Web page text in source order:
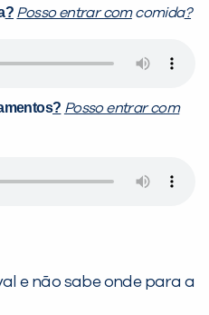
? Posso entrar comcomida?
? Posso entrar com
e não sabe onde para a